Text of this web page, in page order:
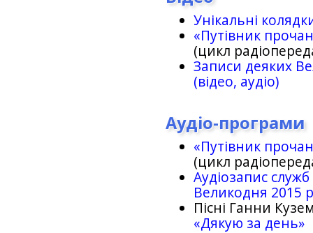
Унікальні
«Путівник
(цикл
Записи деяких
(відео, аудіо)
Аудіо-програми
«Путівник
(цикл
Аудіозапис
Великодня 2015
Пісні Ганни
«Дякую за день»